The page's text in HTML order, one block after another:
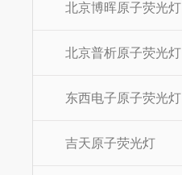
北京博晖原子荧光灯
北京普析原子荧光灯
东西电子原子荧光灯
吉天原子荧光灯